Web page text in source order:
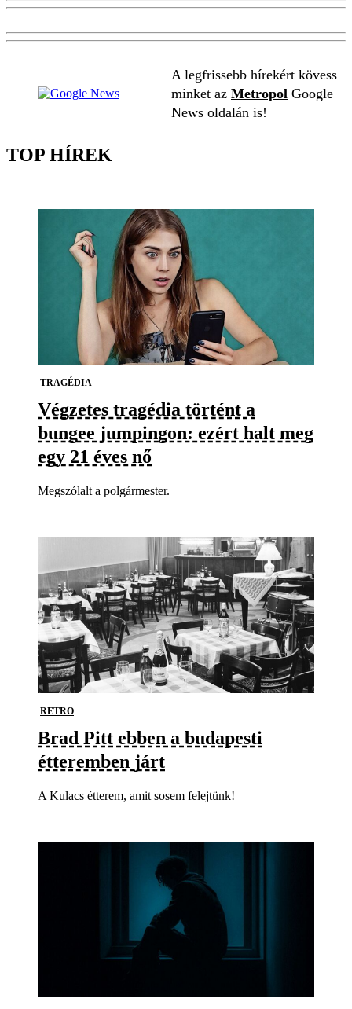
A legfrissebb hírekért kövess
minket az Metropol Google
News oldalán is!
TOP HÍREK
TRAGÉDIA
Végzetes tragédia történt a
bungee jumpingon: ezért halt meg
egy 21 éves nő
Megszólalt a polgármester.
RETRO
Brad Pitt ebben a budapesti
étteremben járt
A Kulacs étterem, amit sosem felejtünk!